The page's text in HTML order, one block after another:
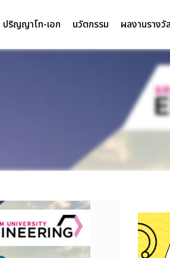
ปริญญาโท-เอก นวัตกรรม ผลงานรางวัล